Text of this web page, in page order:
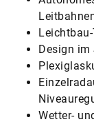
Design im
Wetter-